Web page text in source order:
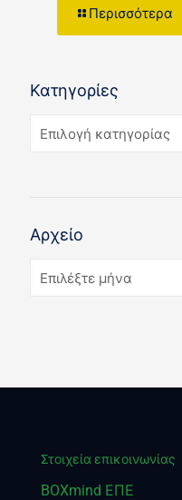
Περισσότερα
Κατηγορίες
Αρχείο
Στοιχεία επικοινωνίας
BOXmind ΕΠΕ